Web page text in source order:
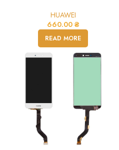
HUAWEI
660.00 ₴
READ MORE